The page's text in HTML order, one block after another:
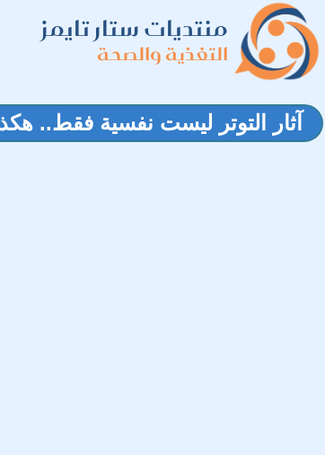
منتديات ستار تايمز
التغذية والصحة
آثار التوتر ليست نفسية فقط..